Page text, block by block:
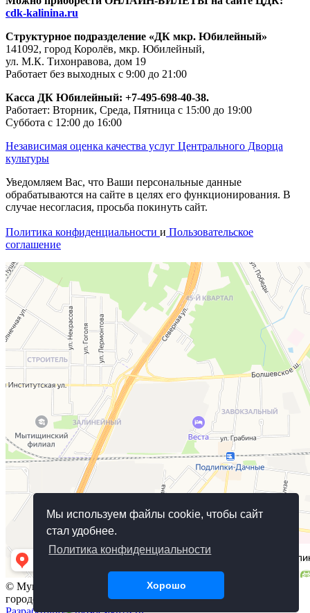
Мы используем файлы cookie, чтобы сайт
стал удобнее.
Политика конфиденциальности
Хорошо
cdk-kalinina.ru
Структурное подразделение «ДК мкр. Юбилейный»
141092, город Королёв, мкр. Юбилейный,
ул. М.К. Тихонравова, дом 19
Работает без выходных с 9:00 до 21:00
Касса ДК Юбилейный: +7-495-698-40-38.
Работает: Вторник, Среда, Пятница с 15:00 до 19:00
Суббота с 12:00 до 16:00
Независимая оценка качества услуг Центрального Дворца
культуры
Уведомляем Вас, что Ваши персональные данные
обрабатываются на сайте в целях его функционирования. В
случае несогласия, просьба покинуть сайт.
Политика конфиденциальности и Пользовательское
соглашение
© Муниципальное бюджетное учреждение культуры
городского округа Королёв, 2018